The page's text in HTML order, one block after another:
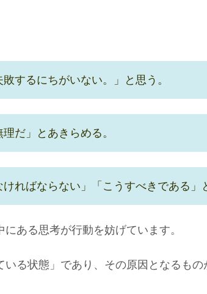
するにちがいない。」と思う。
だ」とあきらめる。
ればならない」「こうすべきである」
ある思考が行動を妨げています。
る状態」であり、その原因となるもの